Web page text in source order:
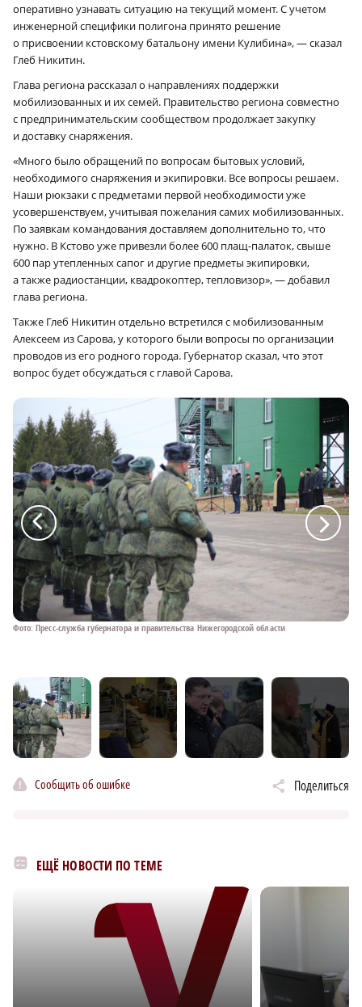
оперативно узнавать ситуацию на текущий момент. С учетом
инженерной специфики полигона принято решение
о присвоении кстовскому батальону имени Кулибина», — сказал
Глеб Никитин.
Глава региона рассказал о направлениях поддержки
мобилизованных и их семей. Правительство региона совместно
с предпринимательским сообществом продолжает закупку
и доставку снаряжения.
«Много было обращений по вопросам бытовых условий,
необходимого снаряжения и экипировки. Все вопросы решаем.
Наши рюкзаки с предметами первой необходимости уже
усовершенствуем, учитывая пожелания самих мобилизованных.
По заявкам командования доставляем дополнительно то, что
нужно. В Кстово уже привезли более 600 плащ-палаток, свыше
600 пар утепленных сапог и другие предметы экипировки,
а также радиостанции, квадрокоптер, тепловизор», — добавил
глава региона.
Также Глеб Никитин отдельно встретился с мобилизованным
Алексеем из Сарова, у которого были вопросы по организации
проводов из его родного города. Губернатор сказал, что этот
вопрос будет обсуждаться с главой Сарова.
Фото: Пресс-служба губернатора и правительства Нижегородской области
a a
Сообщить об ошибке Поделиться
ЕЩЁ НОВОСТИ ПО ТЕМЕ